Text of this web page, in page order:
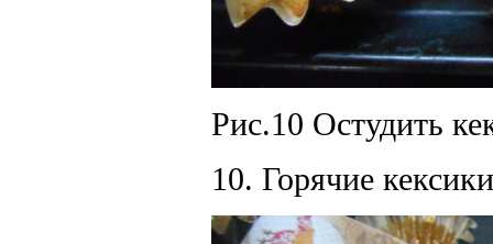
Рис.10 Остудить
10. Горячие